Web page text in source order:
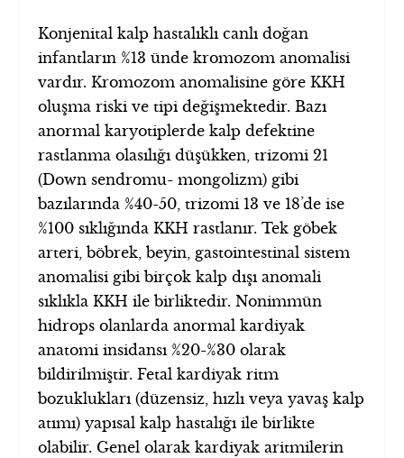
Konjenital kalp hastalıklı canlı doğan
infantların %13 ünde kromozom anomalisi
vardır. Kromozom anomalisine göre KKH
oluşma riski ve tipi değişmektedir. Bazı
anormal karyotiplerde kalp defektine
rastlanma olasılığı düşükken, trizomi 21
(Down sendromu- mongolizm) gibi
bazılarında %40-50, trizomi 13 ve 18’de ise
%100 sıklığında KKH rastlanır. Tek göbek
arteri, böbrek, beyin, gastointestinal sistem
anomalisi gibi birçok kalp dışı anomali
sıklıkla KKH ile birliktedir. Nonimmün
hidrops olanlarda anormal kardiyak
anatomi insidansı %20-%30 olarak
bildirilmiştir. Fetal kardiyak ritm
bozuklukları (düzensiz, hızlı veya yavaş kalp
atımı) yapısal kalp hastalığı ile birlikte
olabilir. Genel olarak kardiyak aritmilerin